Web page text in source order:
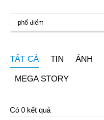
TẤT CẢ TIN ẢNH
MEGA STORY
Có 0 kết quả